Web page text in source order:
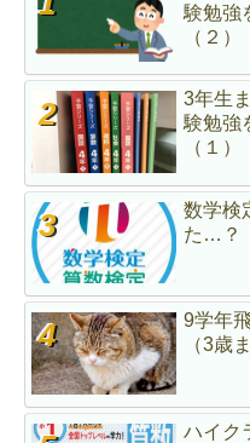
験勉強
（２）
3年生
験勉強
（１）
数学検
た…？
9学年
（3歳
ハイク